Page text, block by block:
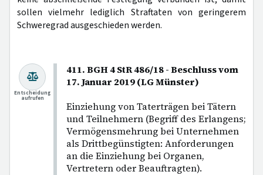
sollen vielmehr lediglich Straftaten von geringerem
Schweregrad ausgeschieden werden.
411. BGH 4 StR 486/18 - Beschluss vom
17. Januar 2019 (LG Münster)
Einziehung von Taterträgen bei Tätern
und Teilnehmern (Begriff des Erlangens;
Vermögensmehrung bei Unternehmen
als Drittbegünstigten: Anforderungen
an die Einziehung bei Organen,
Vertretern oder Beauftragten).
Entscheidung
aufrufen